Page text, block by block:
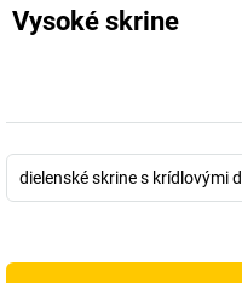
Vysoké skrine
dielenské skrine s krídlovými